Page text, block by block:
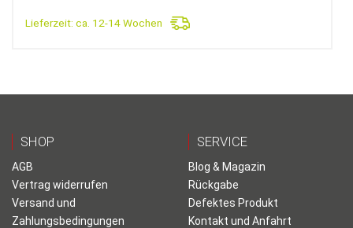
Lieferzeit: ca. 12-14 Wochen
SHOP
AGB
Vertrag widerrufen
Versand und
Zahlungsbedingungen
SERVICE
Blog & Magazin
Rückgabe
Defektes Produkt
Kontakt und Anfahrt